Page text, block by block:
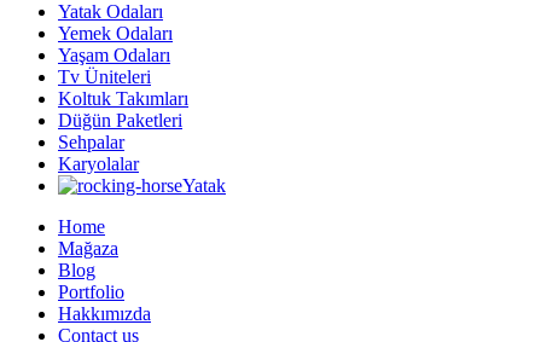
Yatak Odaları
Yemek Odaları
Yaşam Odaları
Tv Üniteleri
Koltuk Takımları
Düğün Paketleri
Sehpalar
Karyolalar
Yatak
Home
Mağaza
Blog
Portfolio
Hakkımızda
Contact us